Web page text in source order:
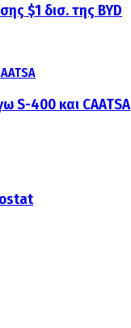
$1 δισ. της BYD
S-400 και CAATSA